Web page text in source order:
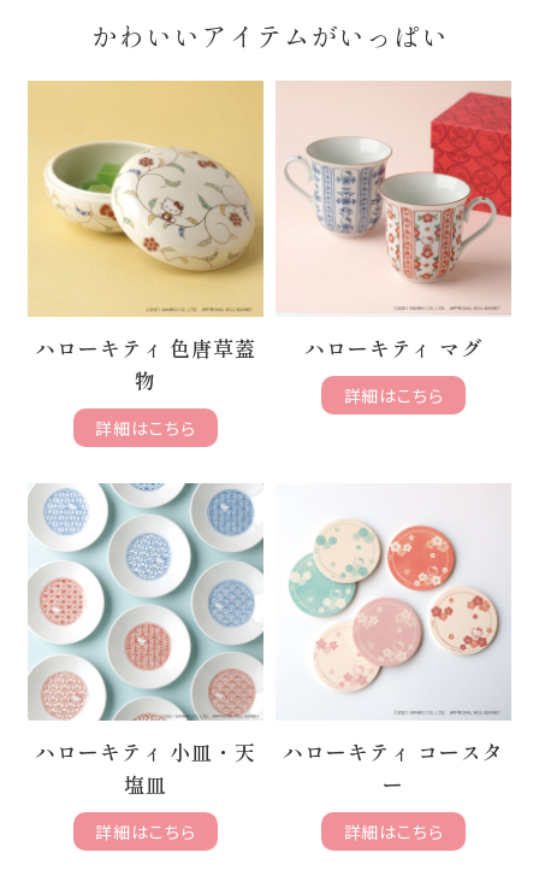
かわいいアイテムがいっぱい
ハローキティ 色唐草蓋
物
詳細はこちら
ハローキティ マグ
詳細はこちら
ハローキティ 小皿・天
塩皿
詳細はこちら
ハローキティ コースタ
ー
詳細はこちら